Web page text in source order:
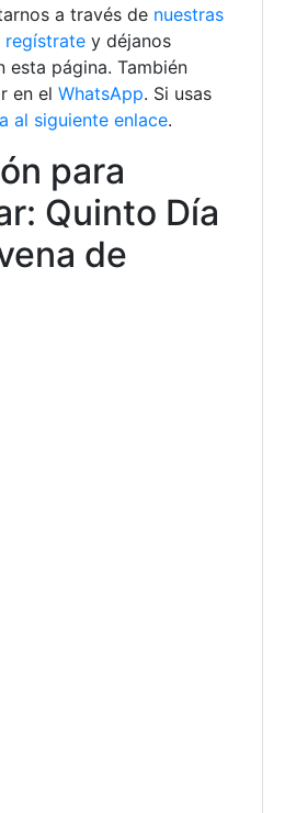
a través de nuestras
regístrate y déjanos
esta página. También
en el WhatsApp. Si usas
al siguiente enlace.
para
Quinto Día
de